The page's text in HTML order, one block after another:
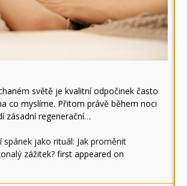
světě je kvalitní odpočinek často
co myslíme. Přitom právě během noci
zásadní regenerační…
spánek jako rituál: Jak proměnit
zážitek? first appeared on